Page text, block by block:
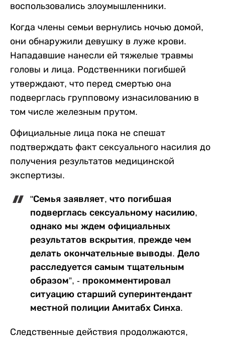
воспользовались злоумышленники.
Когда члены семьи вернулись ночью домой,
они обнаружили девушку в луже крови.
Нападавшие нанесли ей тяжелые травмы
головы и лица. Родственники погибшей
утверждают, что перед смертью она
подверглась групповому изнасилованию в
том числе железным прутом.
Официальные лица пока не спешат
подтверждать факт сексуального насилия до
получения результатов медицинской
экспертизы.
"Семья заявляет, что погибшая
подверглась сексуальному насилию,
однако мы ждем официальных
результатов вскрытия, прежде чем
делать окончательные выводы. Дело
расследуется самым тщательным
образом”, - прокомментировал
ситуацию старший суперинтендант
местной полиции Амитабх Синха.
Следственные действия продолжаются,